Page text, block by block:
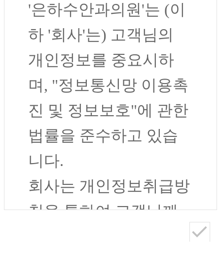
와 설명 및 개정)
회사는 회원가입, 상담,
서비스 신청 등등을 위
해 아래와 같은 개인정
보를 수집하고 있습니
다.
“웹사이트”는 이
약관의 내용과 상
'은하수안과의원'는 (이
하 '회사'는) 고객님의
개인정보를 중요시하
며, "정보통신망 이용촉
진 및 정보보호"에 관한
법률을 준수하고 있습
니다.
회사는 개인정보취급방
침을 통하여 고객님께